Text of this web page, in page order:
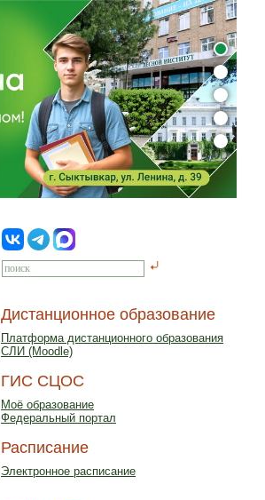
Дистанционное образование
Платформа дистанционного образования
СЛИ (Moodle)
ГИС СЦОС
Моё образование
Федеральный портал
Расписание
Электронное расписание